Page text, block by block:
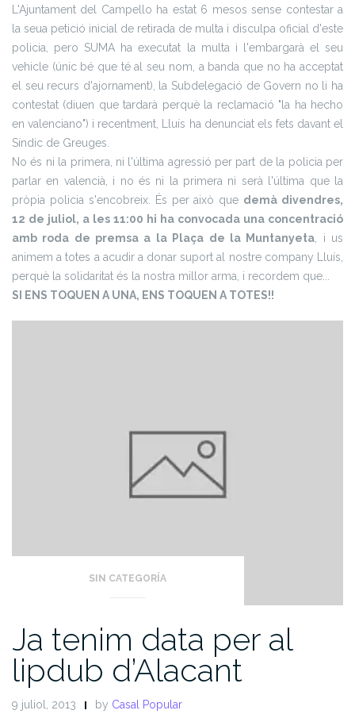
L'Ajuntament del Campello ha estat 6 mesos sense contestar a
la seua petició inicial de retirada de multa i disculpa oficial d'este
policia, pero SUMA ha executat la multa i l'embargarà el seu
vehicle (únic bé que té al seu nom, a banda que no ha acceptat
el seu recurs d'ajornament), la Subdelegació de Govern no li ha
contestat (diuen que tardarà perquè la reclamació "la ha hecho
en valenciano") i recentment, Lluís ha denunciat els fets davant el
Síndic de Greuges.
No és ni la primera, ni l'última agressió per part de la policia per
parlar en valencià, i no és ni la primera ni serà l'última que la
pròpia policia s'encobreix. És per això que demà divendres,
12 de juliol, a les 11:00 hi ha convocada una concentració
amb roda de premsa a la Plaça de la Muntanyeta, i us
animem a totes a acudir a donar suport al nostre company Lluís,
perquè la solidaritat és la nostra millor arma, i recordem que...
SI ENS TOQUEN A UNA, ENS TOQUEN A TOTES!!
SIN CATEGORÍA
Ja tenim data per al
lipdub d’Alacant
9 juliol, 2013 by Casal Popular